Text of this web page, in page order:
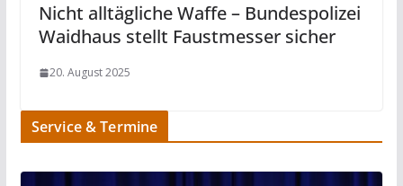
Nicht alltägliche Waffe – Bundespolizei
Waidhaus stellt Faustmesser sicher
20. August 2025
Service & Termine